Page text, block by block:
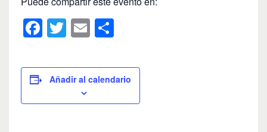
F
c
e
b
T
tt
er
E
ailm
p
ar
Añadir al calendario